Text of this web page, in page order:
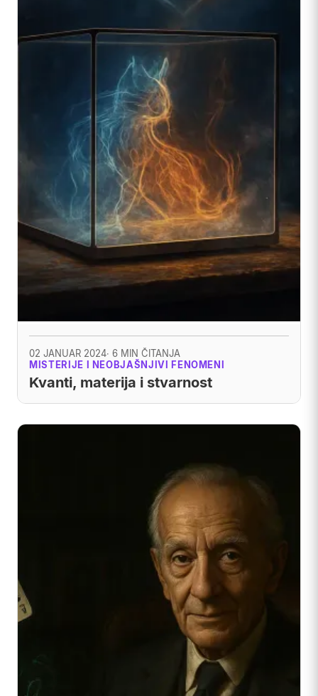
02 JANUAR 2024· 6 MIN ČITANJA
MISTERIJE I NEOBJAŠNJIVI FENOMENI
Kvanti, materija i stvarnost